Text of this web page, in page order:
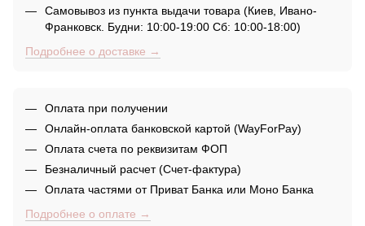
Самовывоз из пункта выдачи товара (Киев, Ивано-
Франковск. Будни: 10:00-19:00 Сб: 10:00-18:00)
Подробнее о доставке →
Оплата при получении
Онлайн-оплата банковской картой (WayForPay)
Оплата счета по реквизитам ФОП
Безналичный расчет (Счет-фактура)
Оплата частями от Приват Банка или Моно Банка
Подробнее о оплате →